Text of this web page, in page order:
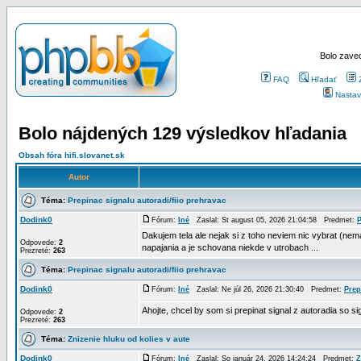
Bolo
FAQ Hľadať
Bolo nájdených 129 výsledkov hľadania
Obsah fóra hifi.slovanet.sk
Autor
Téma: Prepinac signalu autoradi/fiio prehravac
Dodink0
Odpovede: 2
Prezreté: 263
Fórum: Iné Zaslal: St august 05, 2026 21:04:58 Predmet:
Dakujem tela ale nejak si z toho neviem nic vybrat
napajania a je schovana niekde v utrobach ...
Téma: Prepinac signalu autoradi/fiio prehravac
Dodink0
Odpovede: 2
Prezreté: 263
Fórum: Iné Zaslal: Ne júl 26, 2026 21:30:40 Predmet:
Ahojte, chcel by som si prepinat signal z autoradia so
Téma: Znizenie hluku od kolies v aute
Dodink0 Fórum: Iné Zaslal: So január 24, 2026 14:24:24 Predmet: